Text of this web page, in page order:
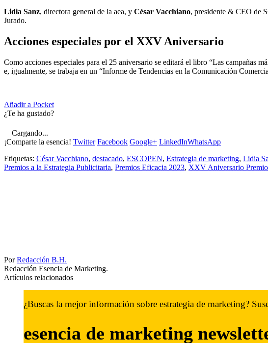
Lidia Sanz, directora general de la aea, y César Vacchiano, presidente & CEO de
Jurado.
Acciones especiales por el XXV Aniversario
Como acciones especiales para el 25 aniversario se editará el libro “Las campañas
e, igualmente, se trabaja en un “Informe de Tendencias en la Comunicación
Añadir a Pocket
¿Te ha gustado?
Cargando...
¡Comparte la esencia! Twitter Facebook Google+ LinkedInWhatsApp
Etiquetas: César Vacchiano, destacado, ESCOPEN, Estrategia de marketing, Lidia
Premios a la Estrategia Publicitaria, Premios Eficacia 2023, XXV Aniversario
PorRedacción B.H.
Redacción Esencia de Marketing.
Artículos relacionados
¿Buscas la mejor información sobre estrategia de marketing?
esencia de marketing